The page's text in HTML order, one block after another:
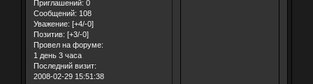
Приглашений: 0
Сообщений: 108
Уважение: [+4/-0]
Позитив: [+3/-0]
Провел на форуме:
1 день 3 часа
Последний визит:
2008-02-29 15:51:38